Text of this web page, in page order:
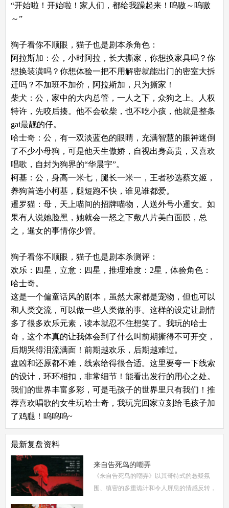
“开始啦！开始啦！家人们，都给我躁起来！呜嗷～呜嗷
～”
狗子看你不顺眼，猫子也是剧本杀角色：
阿拉斯加：公，小时阿拉，长大撕家，你想换家具吗？你
想换装潢吗？你想体验一把不用解密就能出门的密室大拆
迁吗？不加班不加价，阿拉斯加，只为撕家！
柴犬：公，家中的大内总管，一人之下，众狗之上。人权
特许，先咬后揍。他不会砍柴，也不吃小孩，他就是整条
gai最靓的仔。
哈士奇：公，有一双淡蓝色的眼睛，充满智慧的眼神迷倒
了不少小母狗，可是他天生傲娇，自视出身高贵，又喜欢
唱歌，自封为狗界的“华晨宇”。
柯基：公，身高一米七，腿长一米一，王者秒选蔡文姬，
养狗首选小柯基，腿短跑不快，谁见谁都爱。
暹罗猫：母，天上喵间的招牌喵物，人送外号小暹女。如
果有人说她脸黑，她就会一怒之下敷八片美白面膜，总
之，暹女的事情你少管。
狗子看你不顺眼，猫子也是剧本杀测评：
欢乐：四星，立意：四星，推理难度：2星，体验角色：
哈士奇。
这是一个偏童话风的剧本，虽然大家都是宠物，但也可以
和人类交流，可以做一些人类做的事。这样的设定让剧情
多了很多欢乐元素，读本就忍不住想笑了。我玩的哈士
奇，这个本真的让我体会到了什么叫前期撕得不可开交，
后期哭得泪流满面！前期越欢乐，后期越难过。
盘凶和还原都不难，线索给得很合适。这里要夸一下线索
的设计，环环相扣，非常细节！能看出发行的用心之处。
我们的世界丰富多彩，可是毛孩子的世界里只有我们！推
荐喜欢唱歌的女生玩哈士奇，我玩完回家立刻给毛孩子加
了鸡腿！呜呜呜~
最新复盘资料
来自告死鸟的嘲弄
《来自告死鸟的嘲弄》以其哥特式的悬疑氛
围、缜密的多重诡计和令人屏息的情感反转，